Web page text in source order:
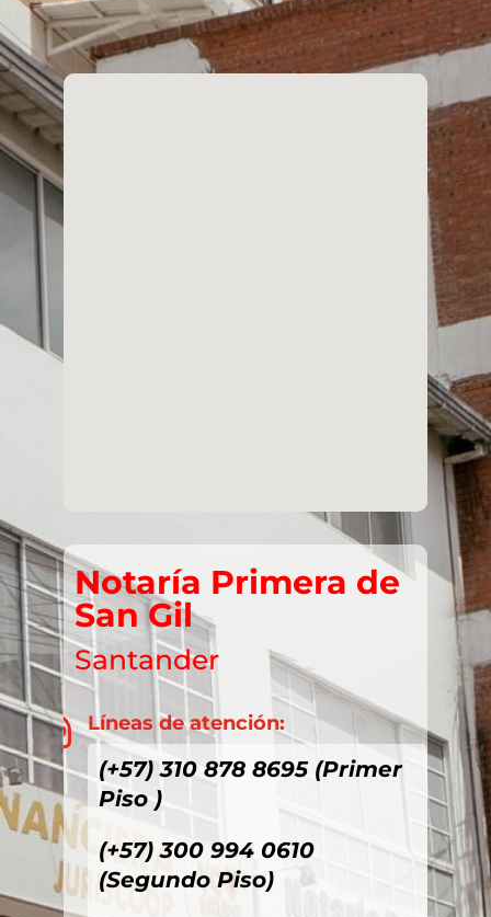
Notaría Primera de
San Gil
Santander
 Líneas de atención:
(+57) 310 878 8695 (Primer
Piso )
(+57) 300 994 0610
(Segundo Piso)